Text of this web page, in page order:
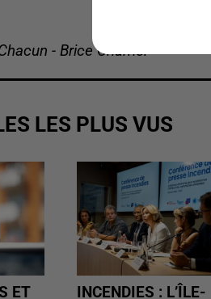
- Brice Charrier
LES PLUS VUS
ET
INCENDIES : L’ÎLE-